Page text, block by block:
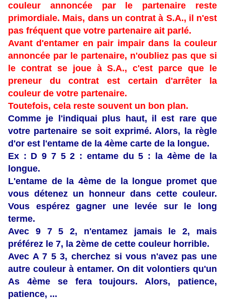
couleur annoncée par le partenaire reste
primordiale. Mais, dans un contrat à S.A., il n'est
pas fréquent que votre partenaire ait parlé.
Avant d'entamer en pair impair dans la couleur
annoncée par le partenaire, n'oubliez pas que si
le contrat se joue à S.A., c'est parce que le
preneur du contrat est certain d'arrêter la
couleur de votre partenaire.
Toutefois, cela reste souvent un bon plan.
Comme je l'indiquai plus haut, il est rare que
votre partenaire se soit exprimé. Alors, la règle
d'or est l'entame de la 4ème carte de la longue.
Ex : D 9 7 5 2 : entame du 5 : la 4ème de la
longue.
L'entame de la 4ème de la longue promet que
vous détenez un honneur dans cette couleur.
Vous espérez gagner une levée sur le long
terme.
Avec 9 7 5 2, n'entamez jamais le 2, mais
préférez le 7, la 2ème de cette couleur horrible.
Avec A 7 5 3, cherchez si vous n'avez pas une
autre couleur à entamer. On dit volontiers qu'un
As 4ème se fera toujours. Alors, patience,
patience, ...